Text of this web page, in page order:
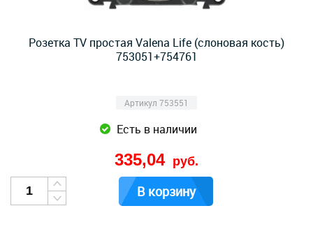
Розетка TV простая Valena Life (слоновая кость)
753051+754761
Артикул 753551
Есть в наличии
335,04 руб.
В корзину